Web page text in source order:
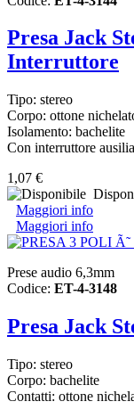
Presa Jack
Interruttore
Tipo: stereo
Corpo: ottone
Isolamento: bachelite
Con interruttore
1,07 €
Maggiori info
Maggiori info
Prese audio 6,3mm
Codice: ET-4-3148
Presa Jack
Tipo: stereo
Corpo: bachelite
Contatti: ottone